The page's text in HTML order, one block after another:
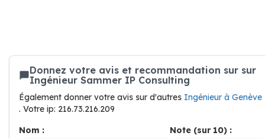
Donnez votre avis et recommandation sur sur
Ingénieur Sammer IP Consulting
Également donner votre avis sur d'autres Ingénieur à Genève
. Votre ip: 216.73.216.209
Nom :
Note (sur 10) :